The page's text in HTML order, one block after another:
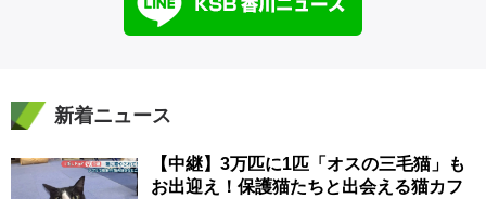
新着ニュース
【中継】3万匹に1匹「オスの三毛猫」も
お出迎え！保護猫たちと出会える猫カフ